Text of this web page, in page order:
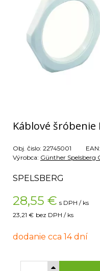
Káblové šróbenie
Obj. čislo: 22745001 EAN:
Výrobca: Günther Spelsberg
SPELSBERG
28,55 € s DPH / ks
23,21 € bez DPH / ks
dodanie cca 14 dní